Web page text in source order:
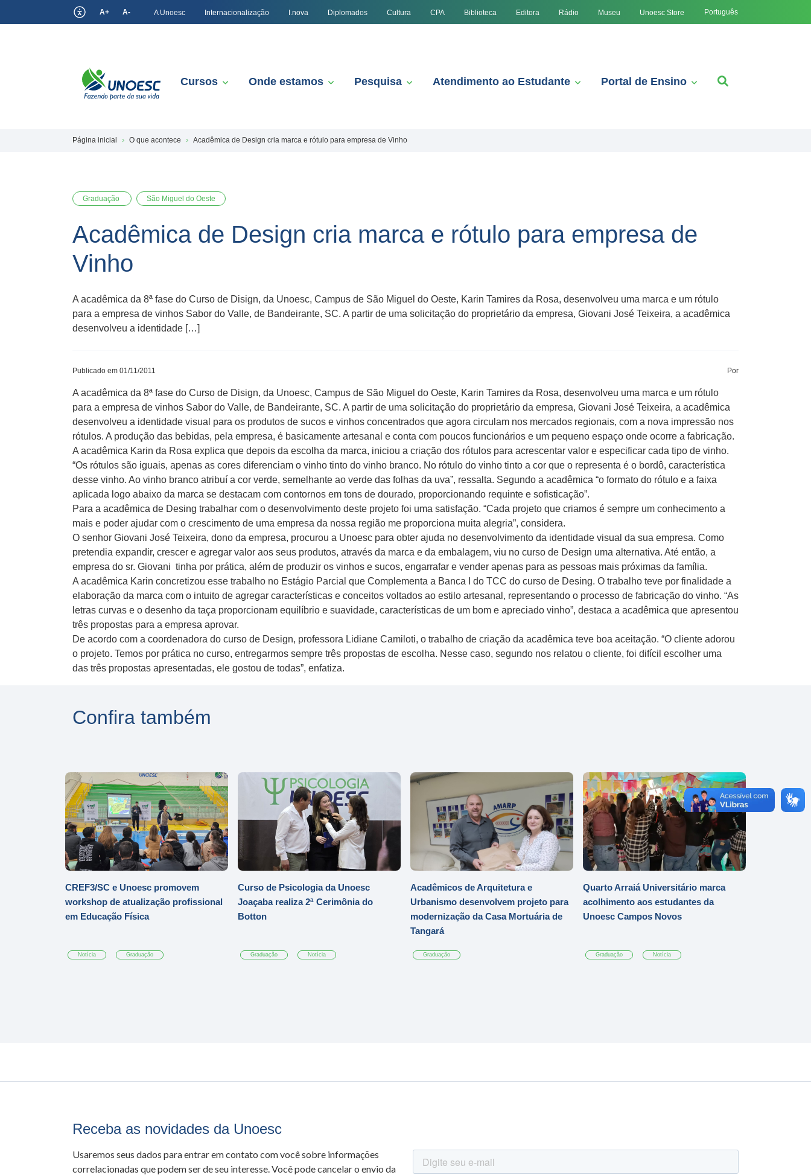
A+ A- A Unoesc Internacionalização I.nova Diplomados Cultura CPA Biblioteca Editora Rádio Museu Unoesc Store Português
Cursos Onde estamos Pesquisa Atendimento ao Estudante Portal de Ensino
Página inicial O que acontece Acadêmica de Design cria marca e rótulo para empresa de Vinho
Graduação São Miguel do Oeste
Acadêmica de Design cria marca e rótulo para empresa de
Vinho
A acadêmica da 8ª fase do Curso de Disign, da Unoesc, Campus de São Miguel do Oeste, Karin Tamires da Rosa, desenvolveu uma marca e um rótulo
para a empresa de vinhos Sabor do Valle, de Bandeirante, SC. A partir de uma solicitação do proprietário da empresa, Giovani José Teixeira, a acadêmica
desenvolveu a identidade […]
Publicado em 01/11/2011 Por
A acadêmica da 8ª fase do Curso de Disign, da Unoesc, Campus de São Miguel do Oeste, Karin Tamires da Rosa, desenvolveu uma marca e um rótulo
para a empresa de vinhos Sabor do Valle, de Bandeirante, SC. A partir de uma solicitação do proprietário da empresa, Giovani José Teixeira, a acadêmica
desenvolveu a identidade visual para os produtos de sucos e vinhos concentrados que agora circulam nos mercados regionais, com a nova impressão nos
rótulos. A produção das bebidas, pela empresa, é basicamente artesanal e conta com poucos funcionários e um pequeno espaço onde ocorre a fabricação.
A acadêmica Karin da Rosa explica que depois da escolha da marca, iniciou a criação dos rótulos para acrescentar valor e especificar cada tipo de vinho.
“Os rótulos são iguais, apenas as cores diferenciam o vinho tinto do vinho branco. No rótulo do vinho tinto a cor que o representa é o bordô, característica
desse vinho. Ao vinho branco atribuí a cor verde, semelhante ao verde das folhas da uva”, ressalta. Segundo a acadêmica “o formato do rótulo e a faixa
aplicada logo abaixo da marca se destacam com contornos em tons de dourado, proporcionando requinte e sofisticação”.
Para a acadêmica de Desing trabalhar com o desenvolvimento deste projeto foi uma satisfação. “Cada projeto que criamos é sempre um conhecimento a
mais e poder ajudar com o crescimento de uma empresa da nossa região me proporciona muita alegria”, considera.
O senhor Giovani José Teixeira, dono da empresa, procurou a Unoesc para obter ajuda no desenvolvimento da identidade visual da sua empresa. Como
pretendia expandir, crescer e agregar valor aos seus produtos, através da marca e da embalagem, viu no curso de Design uma alternativa. Até então, a
empresa do sr. Giovani tinha por prática, além de produzir os vinhos e sucos, engarrafar e vender apenas para as pessoas mais próximas da família.
A acadêmica Karin concretizou esse trabalho no Estágio Parcial que Complementa a Banca I do TCC do curso de Desing. O trabalho teve por finalidade a
elaboração da marca com o intuito de agregar características e conceitos voltados ao estilo artesanal, representando o processo de fabricação do vinho. “As
letras curvas e o desenho da taça proporcionam equilíbrio e suavidade, características de um bom e apreciado vinho”, destaca a acadêmica que apresentou
três propostas para a empresa aprovar.
De acordo com a coordenadora do curso de Design, professora Lidiane Camiloti, o trabalho de criação da acadêmica teve boa aceitação. “O cliente adorou
o projeto. Temos por prática no curso, entregarmos sempre três propostas de escolha. Nesse caso, segundo nos relatou o cliente, foi difícil escolher uma
das três propostas apresentadas, ele gostou de todas”, enfatiza.
Confira também
CREF3/SC e Unoesc promovem
workshop de atualização profissional
em Educação Física
Notícia Graduação
Curso de Psicologia da Unoesc
Joaçaba realiza 2ª Cerimônia do
Botton
Graduação Notícia
Acadêmicos de Arquitetura e
Urbanismo desenvolvem projeto para
modernização da Casa Mortuária de
Tangará
Graduação
Quarto Arraiá Universitário marca
acolhimento aos estudantes da
Unoesc Campos Novos
Graduação Notícia
Receba as novidades da Unoesc
Usaremos seus dados para entrar em contato com você sobre informações
correlacionadas que podem ser de seu interesse. Você pode cancelar o envio da